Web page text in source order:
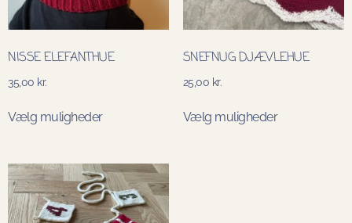
NISSE ELEFANTHUE
35,00 kr.
Vælg muligheder
SNEFNUG DJÆVLEHUE
25,00 kr.
Vælg muligheder